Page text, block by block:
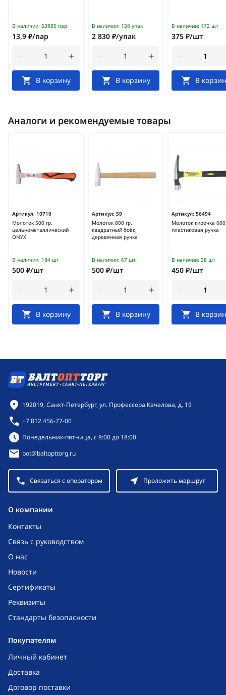
В наличии: 53885 пар
13,9 ₽/пар
В корзину
В наличии: 138 упак
2 830 ₽/упак
В корзину
В наличии: 172 шт
375 ₽/шт
В
Аналоги и рекомендуемые товары
Артикул: 10710
Молоток 500 гр.
цельнометаллический
ONYX
В наличии: 184 шт
500 ₽/шт
В корзину
Артикул: 59
Молоток 800 гр.
квадратный боёк,
деревянная ручка
В наличии: 67 шт
500 ₽/шт
В корзину
Артикул: 56494
Молоток кирочка 600
пластиковая ручка
В наличии: 28 шт
450 ₽/шт
В
O компании
Контакты
Связь с руководством
О нас
Новости
Сертификаты
Реквизиты
Стандарты безопасности
Покупателям
Личный кабинет
Доставка
Договор поставки
Контактная информация
192019, Санкт-Петербург, ул. Профессора Качалова, д. 19
+7 812 456-77-00
Режим работы:
Понедельник-пятница, с 8:00 до 18:00
bot@baltopttorg.ru
Связаться с оператором Проложить маршрут